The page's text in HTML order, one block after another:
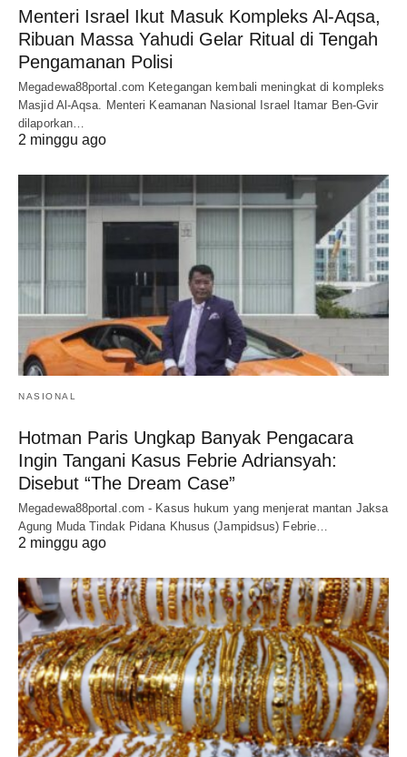
Menteri Israel Ikut Masuk Kompleks Al-Aqsa,
Ribuan Massa Yahudi Gelar Ritual di Tengah
Pengamanan Polisi
Megadewa88portal.com Ketegangan kembali meningkat di kompleks
Masjid Al-Aqsa. Menteri Keamanan Nasional Israel Itamar Ben-Gvir
dilaporkan…
2 minggu ago
NASIONAL
Hotman Paris Ungkap Banyak Pengacara
Ingin Tangani Kasus Febrie Adriansyah:
Disebut “The Dream Case”
Megadewa88portal.com - Kasus hukum yang menjerat mantan Jaksa
Agung Muda Tindak Pidana Khusus (Jampidsus) Febrie…
2 minggu ago